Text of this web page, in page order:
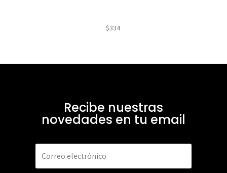
$334
Recibe nuestras
novedades en tu email